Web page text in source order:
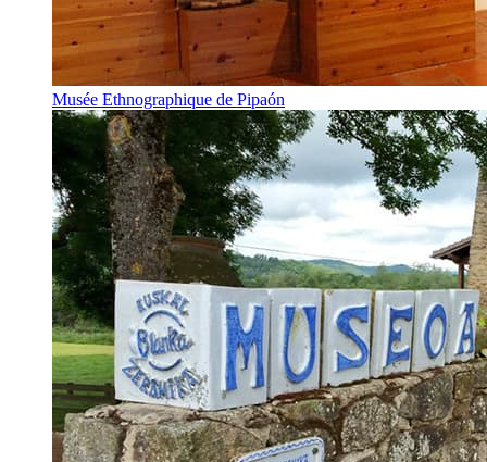
Musée Ethnographique de Pipaón